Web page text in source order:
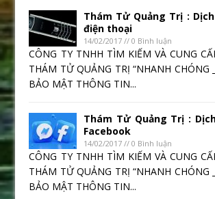
Thám Tử Quảng Trị :
điện thoại
14/02/2017 // 0 Bình luận
CÔNG TY TNHH TÌM KIẾM VÀ CUNG
THÁM TỬ QUẢNG TRỊ “NHANH CHÓNG _
BẢO MẬT THÔNG TIN...
Thám Tử Quảng Trị :
Facebook
14/02/2017 // 0 Bình luận
CÔNG TY TNHH TÌM KIẾM VÀ CUNG
THÁM TỬ QUẢNG TRỊ “NHANH CHÓNG _
BẢO MẬT THÔNG TIN...